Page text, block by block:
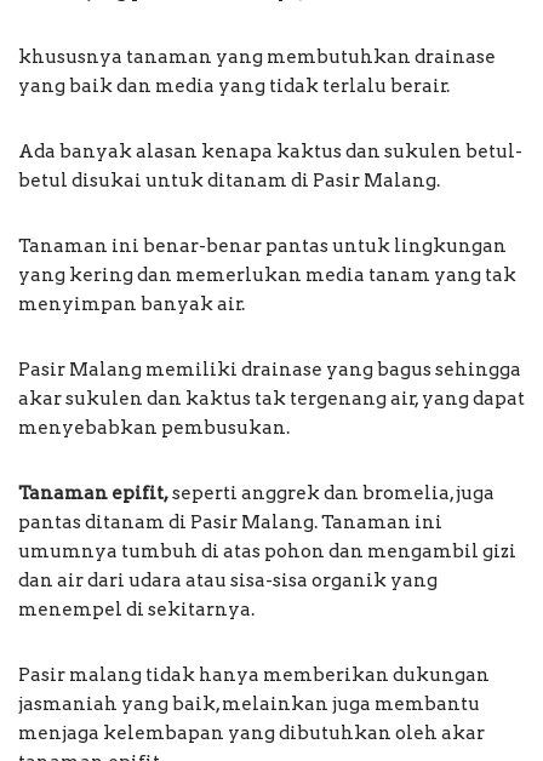
khususnya tanaman yang membutuhkan drainase
yang baik dan media yang tidak terlalu berair.
Ada banyak alasan kenapa kaktus dan sukulen betul-
betul disukai untuk ditanam di Pasir Malang.
Tanaman ini benar-benar pantas untuk lingkungan
yang kering dan memerlukan media tanam yang tak
menyimpan banyak air.
Pasir Malang memiliki drainase yang bagus sehingga
akar sukulen dan kaktus tak tergenang air, yang dapat
menyebabkan pembusukan.
Tanaman epifit,seperti anggrek dan bromelia, juga
pantas ditanam di Pasir Malang. Tanaman ini
umumnya tumbuh di atas pohon dan mengambil gizi
dan air dari udara atau sisa-sisa organik yang
menempel di sekitarnya.
Pasir malang tidak hanya memberikan dukungan
jasmaniah yang baik, melainkan juga membantu
menjaga kelembapan yang dibutuhkan oleh akar